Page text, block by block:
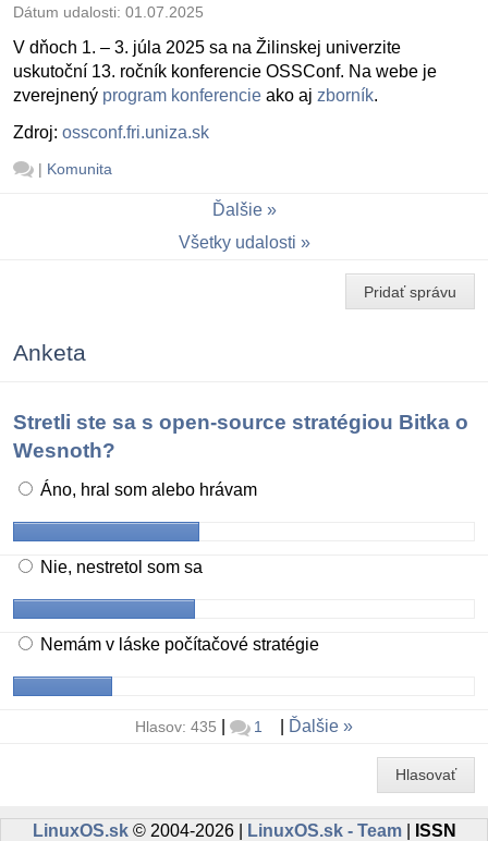
Dátum udalosti: 01.07.2025
V dňoch 1. – 3. júla 2025 sa na Žilinskej univerzite
uskutoční 13. ročník konferencie OSSConf. Na webe je
zverejnený program konferencie ako aj zborník.
Zdroj: ossconf.fri.uniza.sk
| Komunita
Ďalšie
Všetky udalosti
Pridať správu
Anketa
Stretli ste sa s open-source stratégiou Bitka o
Wesnoth?
Áno, hral som alebo hrávam
Nie, nestretol som sa
Nemám v láske počítačové stratégie
Hlasov: 435 1 Ďalšie
Hlasovať
LinuxOS.sk© 2004-2026 | LinuxOS.sk - Team| ISSN